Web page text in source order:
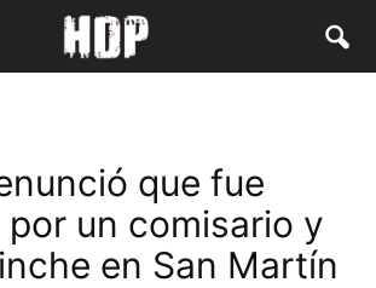
que fue
un comisario y
en San Martín